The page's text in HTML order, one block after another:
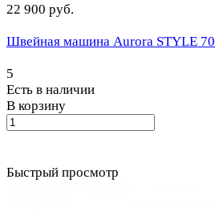
22 900 руб.
Швейная машина Aurora STYLE 70
5
Есть в наличии
В корзину
Быстрый просмотр